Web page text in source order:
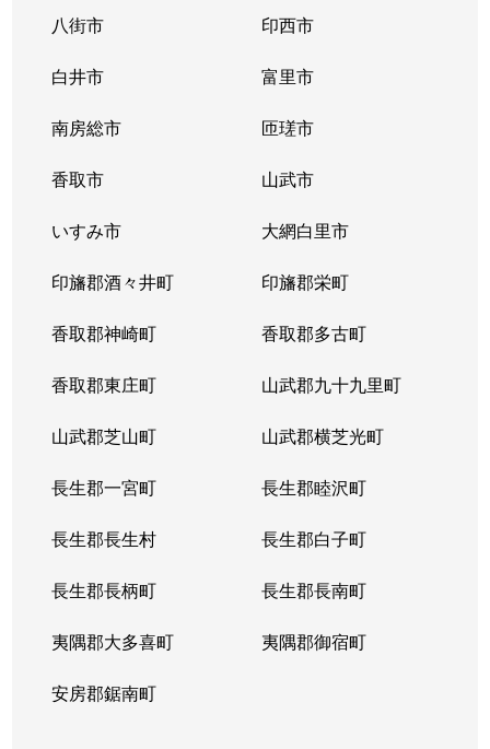
八街市 印西市
白井市 富里市
南房総市 匝瑳市
香取市 山武市
いすみ市 大網白里市
印旛郡酒々井町 印旛郡栄町
香取郡神崎町 香取郡多古町
香取郡東庄町 山武郡九十九里町
山武郡芝山町 山武郡横芝光町
長生郡一宮町 長生郡睦沢町
長生郡長生村 長生郡白子町
長生郡長柄町 長生郡長南町
夷隅郡大多喜町 夷隅郡御宿町
安房郡鋸南町